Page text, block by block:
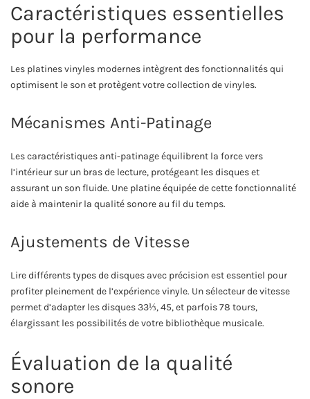
Caractéristiques essentielles
pour la performance
Les platines vinyles modernes intègrent des fonctionnalités qui
optimisent le son et protègent votre collection de vinyles.
Mécanismes Anti-Patinage
Les caractéristiques anti-patinage équilibrent la force vers
l’intérieur sur un bras de lecture, protégeant les disques et
assurant un son fluide. Une platine équipée de cette fonctionnalité
aide à maintenir la qualité sonore au fil du temps.
Ajustements de Vitesse
Lire différents types de disques avec précision est essentiel pour
profiter pleinement de l’expérience vinyle. Un sélecteur de vitesse
permet d’adapter les disques 33⅓, 45, et parfois 78 tours,
élargissant les possibilités de votre bibliothèque musicale.
Évaluation de la qualité
sonore